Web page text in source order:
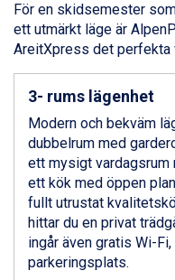
Val Thorens från
St. Anton från
Zell am See från
Canazei från
Livigno från 5.595
Ponte di Legno
Bad Gastein från
Sauze dOulx från
Alleghe från 8.545
Arabba från
La Thuile från
Cervinia från
Bad Hofgastein
Passo Tonale från
För en skidsemester
ett utmärkt läge är
AreitXpress det perfekta
3- rums lägenhet
Modern och bekväm
dubbelrum med
ett mysigt vardagsrum
ett kök med öppen
fullt utrustat
hittar du en privat
ingår även gratis Wi-
parkeringsplats.